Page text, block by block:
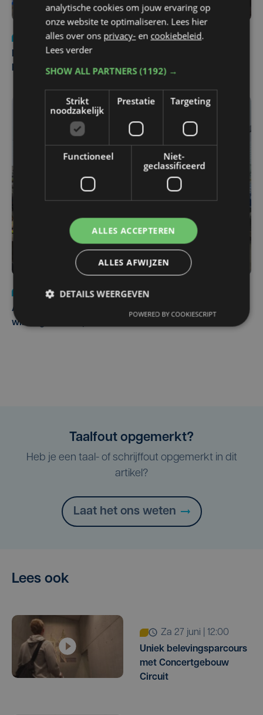
Nieuws
di 4 augustus | 09:32
Man en vrouw dood aangetroffen in woning in Sint-
Pieters Brugge
Nieuws
do 30 juli | 12:57
Autobestuurster rijdt na foutief manoeuvre tegen
winkelgevel in Ieper
Taalfout opgemerkt?
Heb je een taal- of schrijffout opgemerkt in dit
artikel?
Laat het ons weten
Lees ook
za 27 juni | 12:00
Uniek belevingsparcours
met Concertgebouw
Circuit
analytische cookies om jouw ervaring op
onze website te optimaliseren. Lees hier
alles over ons privacy- en cookiebeleid.
Lees verder
SHOW ALL PARTNERS(1192) →
Strikt
noodzakelijk
Prestatie Targeting
Functioneel
Niet-
geclassificeerd
ALLES ACCEPTEREN
ALLES AFWIJZEN
DETAILS WEERGEVEN
POWERED BY COOKIESCRIPT